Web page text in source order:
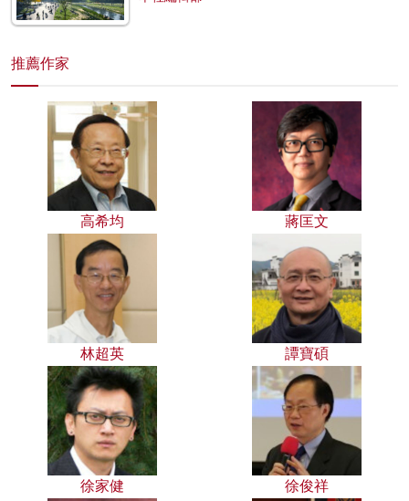
推薦作家
高希均 蔣匡文
林超英 譚寶碩
徐家健 徐俊祥